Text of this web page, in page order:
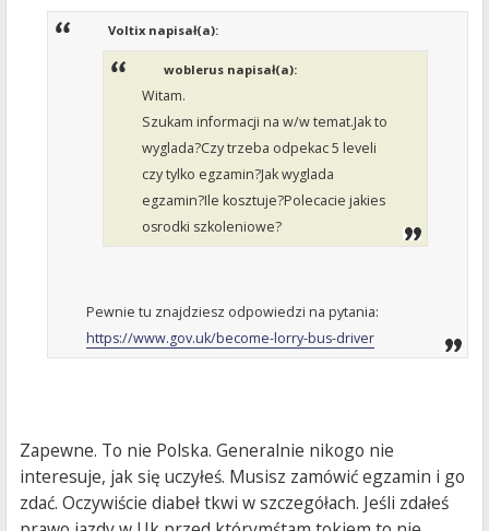
Voltix napisał(a):
woblerus napisał(a):
Witam.
Szukam informacji na w/w temat.Jak to
wyglada?Czy trzeba odpekac 5 leveli
czy tylko egzamin?Jak wyglada
egzamin?Ile kosztuje?Polecacie jakies
osrodki szkoleniowe?
Pewnie tu znajdziesz odpowiedzi na pytania:
https://www.gov.uk/become-lorry-bus-driver
Zapewne. To nie Polska. Generalnie nikogo nie
interesuje, jak się uczyłeś. Musisz zamówić egzamin i go
zdać. Oczywiście diabeł tkwi w szczegółach. Jeśli zdałeś